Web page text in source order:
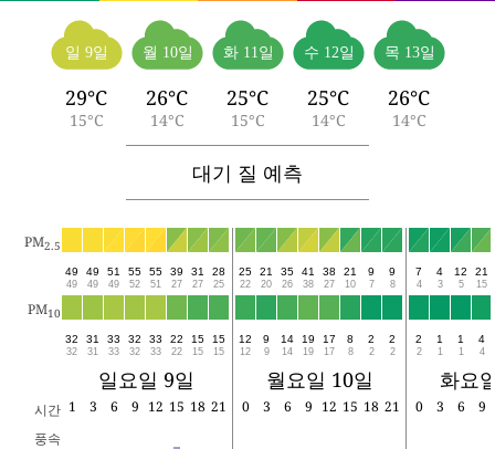
일 9일
29°C
15°C
월 10일
26°C
14°C
화 11일
25°C
15°C
수 12일
25°C
14°C
목 13일
26°C
14°C
대기 질 예측
PM2.5
49
49
49
49
51
49
55
52
55
51
39
27
31
27
28
25
25
22
21
20
35
26
41
38
38
27
21
10
9
7
9
8
7
4
4
3
12
5
21
15
PM10
32
32
31
31
33
33
32
32
33
33
22
22
15
15
15
15
12
12
9
9
14
14
19
19
17
17
8
8
2
2
2
2
2
2
1
1
1
1
4
4
일요일 9일 월요일 10일 화요
시간 1 3 6 9 12 15 18 21 0 3 6 9 12 15 18 21 0 3 6
9
풍속